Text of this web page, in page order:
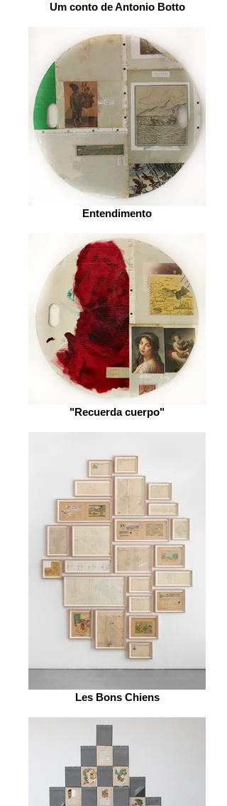
Um conto de Antonio Botto
Entendimento
"Recuerda cuerpo"
Les Bons Chiens